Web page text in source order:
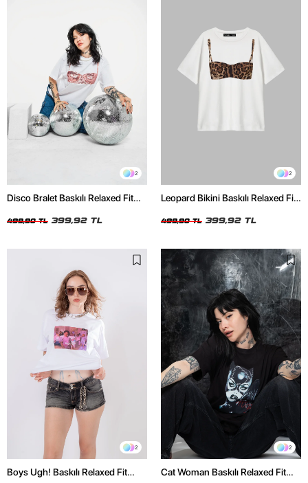
2
Disco Bralet Baskılı Relaxed Fit
499,90 TL 399,92 TL
2
Leopard Bikini Baskılı Relaxed Fit
499,90 TL 399,92 TL
2
Boys Ugh! Baskılı Relaxed Fit
2
Cat Woman Baskılı Relaxed Fit